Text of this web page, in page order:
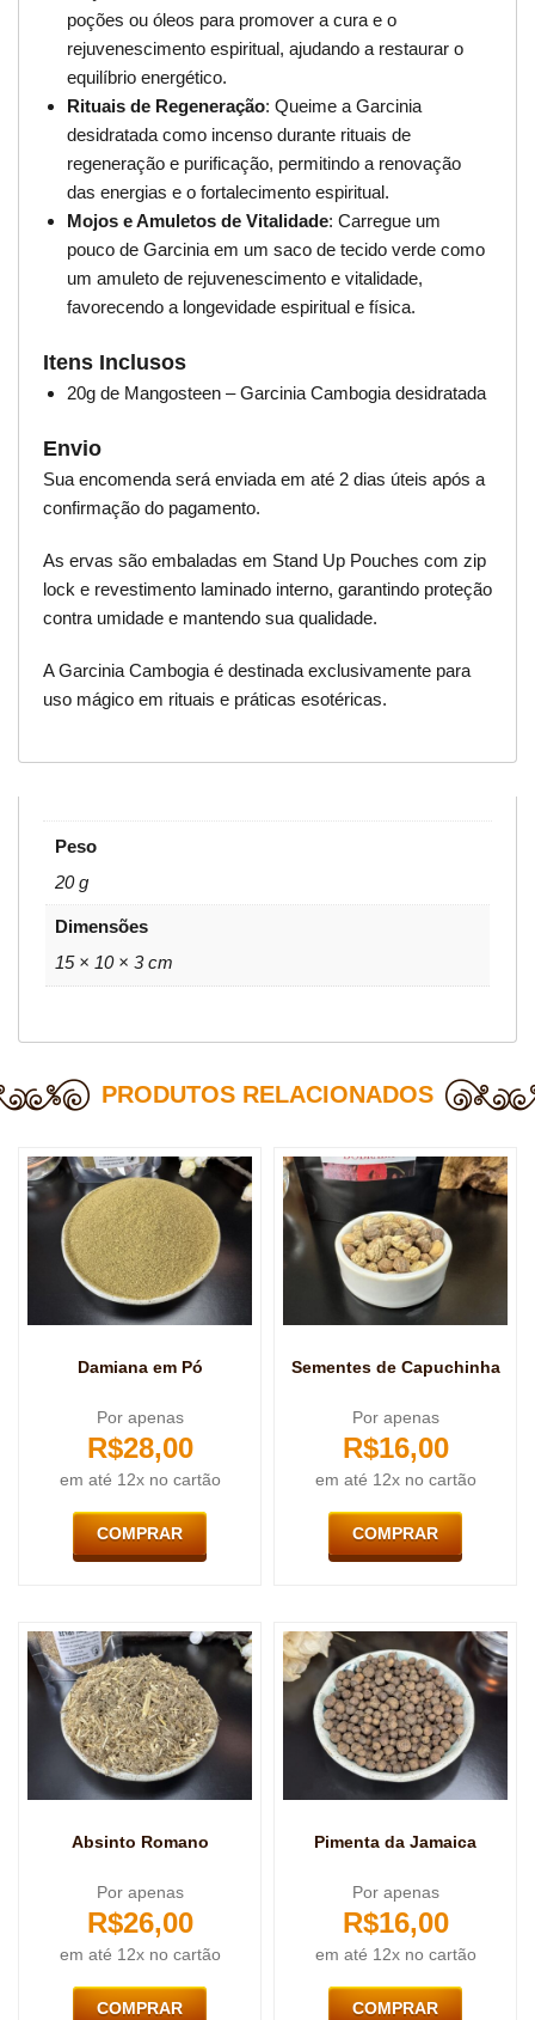
poções ou óleos para promover a cura e o
rejuvenescimento espiritual, ajudando a restaurar o
equilíbrio energético.
Rituais de Regeneração: Queime a Garcinia
desidratada como incenso durante rituais de
regeneração e purificação, permitindo a renovação
das energias e o fortalecimento espiritual.
Mojos e Amuletos de Vitalidade: Carregue um
pouco de Garcinia em um saco de tecido verde como
um amuleto de rejuvenescimento e vitalidade,
favorecendo a longevidade espiritual e física.
Itens Inclusos
20g de Mangosteen – Garcinia Cambogia desidratada
Envio
Sua encomenda será enviada em até 2 dias úteis após a
confirmação do pagamento.
As ervas são embaladas em Stand Up Pouches com zip
lock e revestimento laminado interno, garantindo proteção
contra umidade e mantendo sua qualidade.
A Garcinia Cambogia é destinada exclusivamente para
uso mágico em rituais e práticas esotéricas.
Peso
20 g
Dimensões
15 × 10 × 3 cm
PRODUTOS RELACIONADOS
Damiana em Pó
Por apenas
R$28,00
em até 12x no cartão
COMPRAR
Sementes de Capuchinha
Por apenas
R$16,00
em até 12x no cartão
COMPRAR
Absinto Romano
Por apenas
R$26,00
em até 12x no cartão
COMPRAR
Pimenta da Jamaica
Por apenas
R$16,00
em até 12x no cartão
COMPRAR